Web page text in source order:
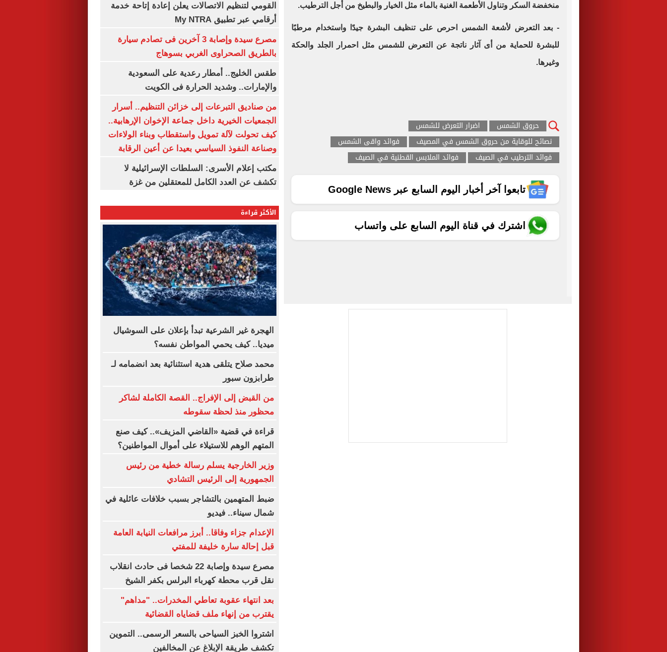
منخفضة السكر وتناول الأطعمة الغنية بالماء مثل الخيار والبطيخ من أجل الترطيب.
- بعد التعرض لأشعة الشمس احرص على تنظيف البشرة جيدًا واستخدام مرطبًا
للبشرة للحماية من أى آثار ناتجة عن التعرض للشمس مثل احمرار الجلد والحكة
وغيرها.
حروق الشمس
اضرار التعرض للشمس
نصائح للوقاية من حروق الشمس في المصيف
فوائد واقى الشمس
فوائد الترطيب في الصيف
فوائد الملابس القطنية في الصيف
تابعوا آخر أخبار اليوم السابع عبر Google News
اشترك في قناة اليوم السابع على واتساب
القومي لتنظيم الاتصالات يعلن إعادة إتاحة خدمة
أرقامي عبر تطبيق My NTRA
مصرع سيدة وإصابة 3 آخرين فى تصادم سيارة
بالطريق الصحراوى الغربي بسوهاج
طقس الخليج.. أمطار رعدية على السعودية
والإمارات.. وشديد الحرارة فى الكويت
من صناديق التبرعات إلى خزائن التنظيم.. أسرار
الجمعيات الخيرية داخل جماعة الإخوان الإرهابية..
كيف تحولت لآلة تمويل واستقطاب وبناء الولاءات
وصناعة النفوذ السياسي بعيدا عن أعين الرقابة
مكتب إعلام الأسرى: السلطات الإسرائيلية لا
تكشف عن العدد الكامل للمعتقلين من غزة
الأكثر قراءة
الهجرة غير الشرعية تبدأ بإعلان على السوشيال
ميديا.. كيف يحمي المواطن نفسه؟
محمد صلاح يتلقى هدية استثنائية بعد انضمامه لـ
طرابزون سبور
من القبض إلى الإفراج.. القصة الكاملة لشاكر
محظور منذ لحظة سقوطه
قراءة في قضية «القاضي المزيف».. كيف صنع
المتهم الوهم للاستيلاء على أموال المواطنين؟
وزير الخارجية يسلم رسالة خطية من رئيس
الجمهورية إلى الرئيس التشادي
ضبط المتهمين بالتشاجر بسبب خلافات عائلية في
شمال سيناء.. فيديو
الإعدام جزاء وفاقا.. أبرز مرافعات النيابة العامة
قبل إحالة سارة خليفة للمفتي
مصرع سيدة وإصابة 22 شخصا فى حادث انقلاب
نقل قرب محطة كهرباء البرلس بكفر الشيخ
بعد انتهاء عقوبة تعاطي المخدرات.. "مداهم"
يقترب من إنهاء ملف قضاياه القضائية
اشتروا الخبز السياحى بالسعر الرسمى.. التموين
تكشف طريقة الإبلاغ عن المخالفين